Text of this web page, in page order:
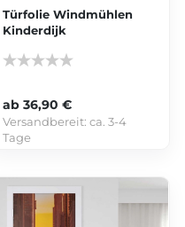
Türfolie Windmühlen
Kinderdijk
ab 36,90 €
Versandbereit:ca. 3-4
Tage